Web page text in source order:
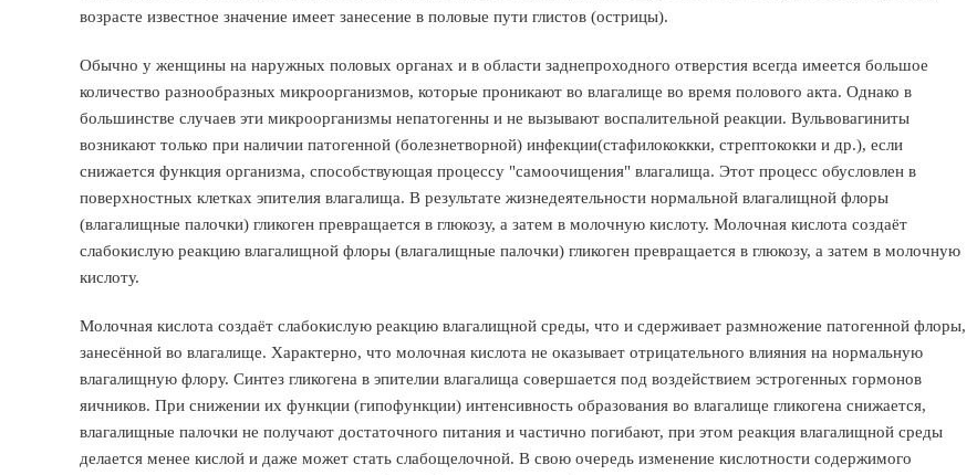
возрасте известное значение имеет занесение в половые пути глистов (острицы).
Обычно у женщины на наружных половых органах и в области заднепроходного отверстия всегда имеется большое
количество разнообразных микроорганизмов, которые проникают во влагалище во время полового акта. Однако в
большинстве случаев эти микроорганизмы непатогенны и не вызывают воспалительной реакции. Вульвовагиниты
возникают только при наличии патогенной (болезнетворной) инфекции(стафилококкки, стрептококки и др.), если
снижается функция организма, способствующая процессу "самоочищения" влагалища. Этот процесс обусловлен в
поверхностных клетках эпителия влагалища. В результате жизнедеятельности нормальной влагалищной флоры
(влагалищные палочки) гликоген превращается в глюкозу, а затем в молочную кислоту. Молочная кислота создаёт
слабокислую реакцию влагалищной флоры (влагалищные палочки) гликоген превращается в глюкозу, а затем в молочную
кислоту.
Молочная кислота создаёт слабокислую реакцию влагалищной среды, что и сдерживает размножение патогенной флоры,
занесённой во влагалище. Характерно, что молочная кислота не оказывает отрицательного влияния на нормальную
влагалищную флору. Синтез гликогена в эпителии влагалища совершается под воздействием эстрогенных гормонов
яичников. При снижении их функции (гипофункции) интенсивность образования во влагалище гликогена снижается,
влагалищные палочки не получают достаточного питания и частично погибают, при этом реакция влагалищной среды
делается менее кислой и даже может стать слабощелочной. В свою очередь изменение кислотности содержимого